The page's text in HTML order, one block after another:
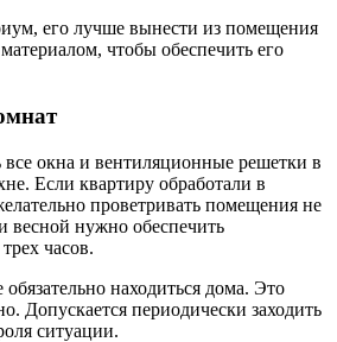
его лучше вынести из помещения
чтобы обеспечить его
окна и вентиляционные решетки в
Если квартиру обработали в
проветривать помещения не
весной нужно обеспечить
часов.
находиться дома. Это
Допускается периодически заходить
ситуации.